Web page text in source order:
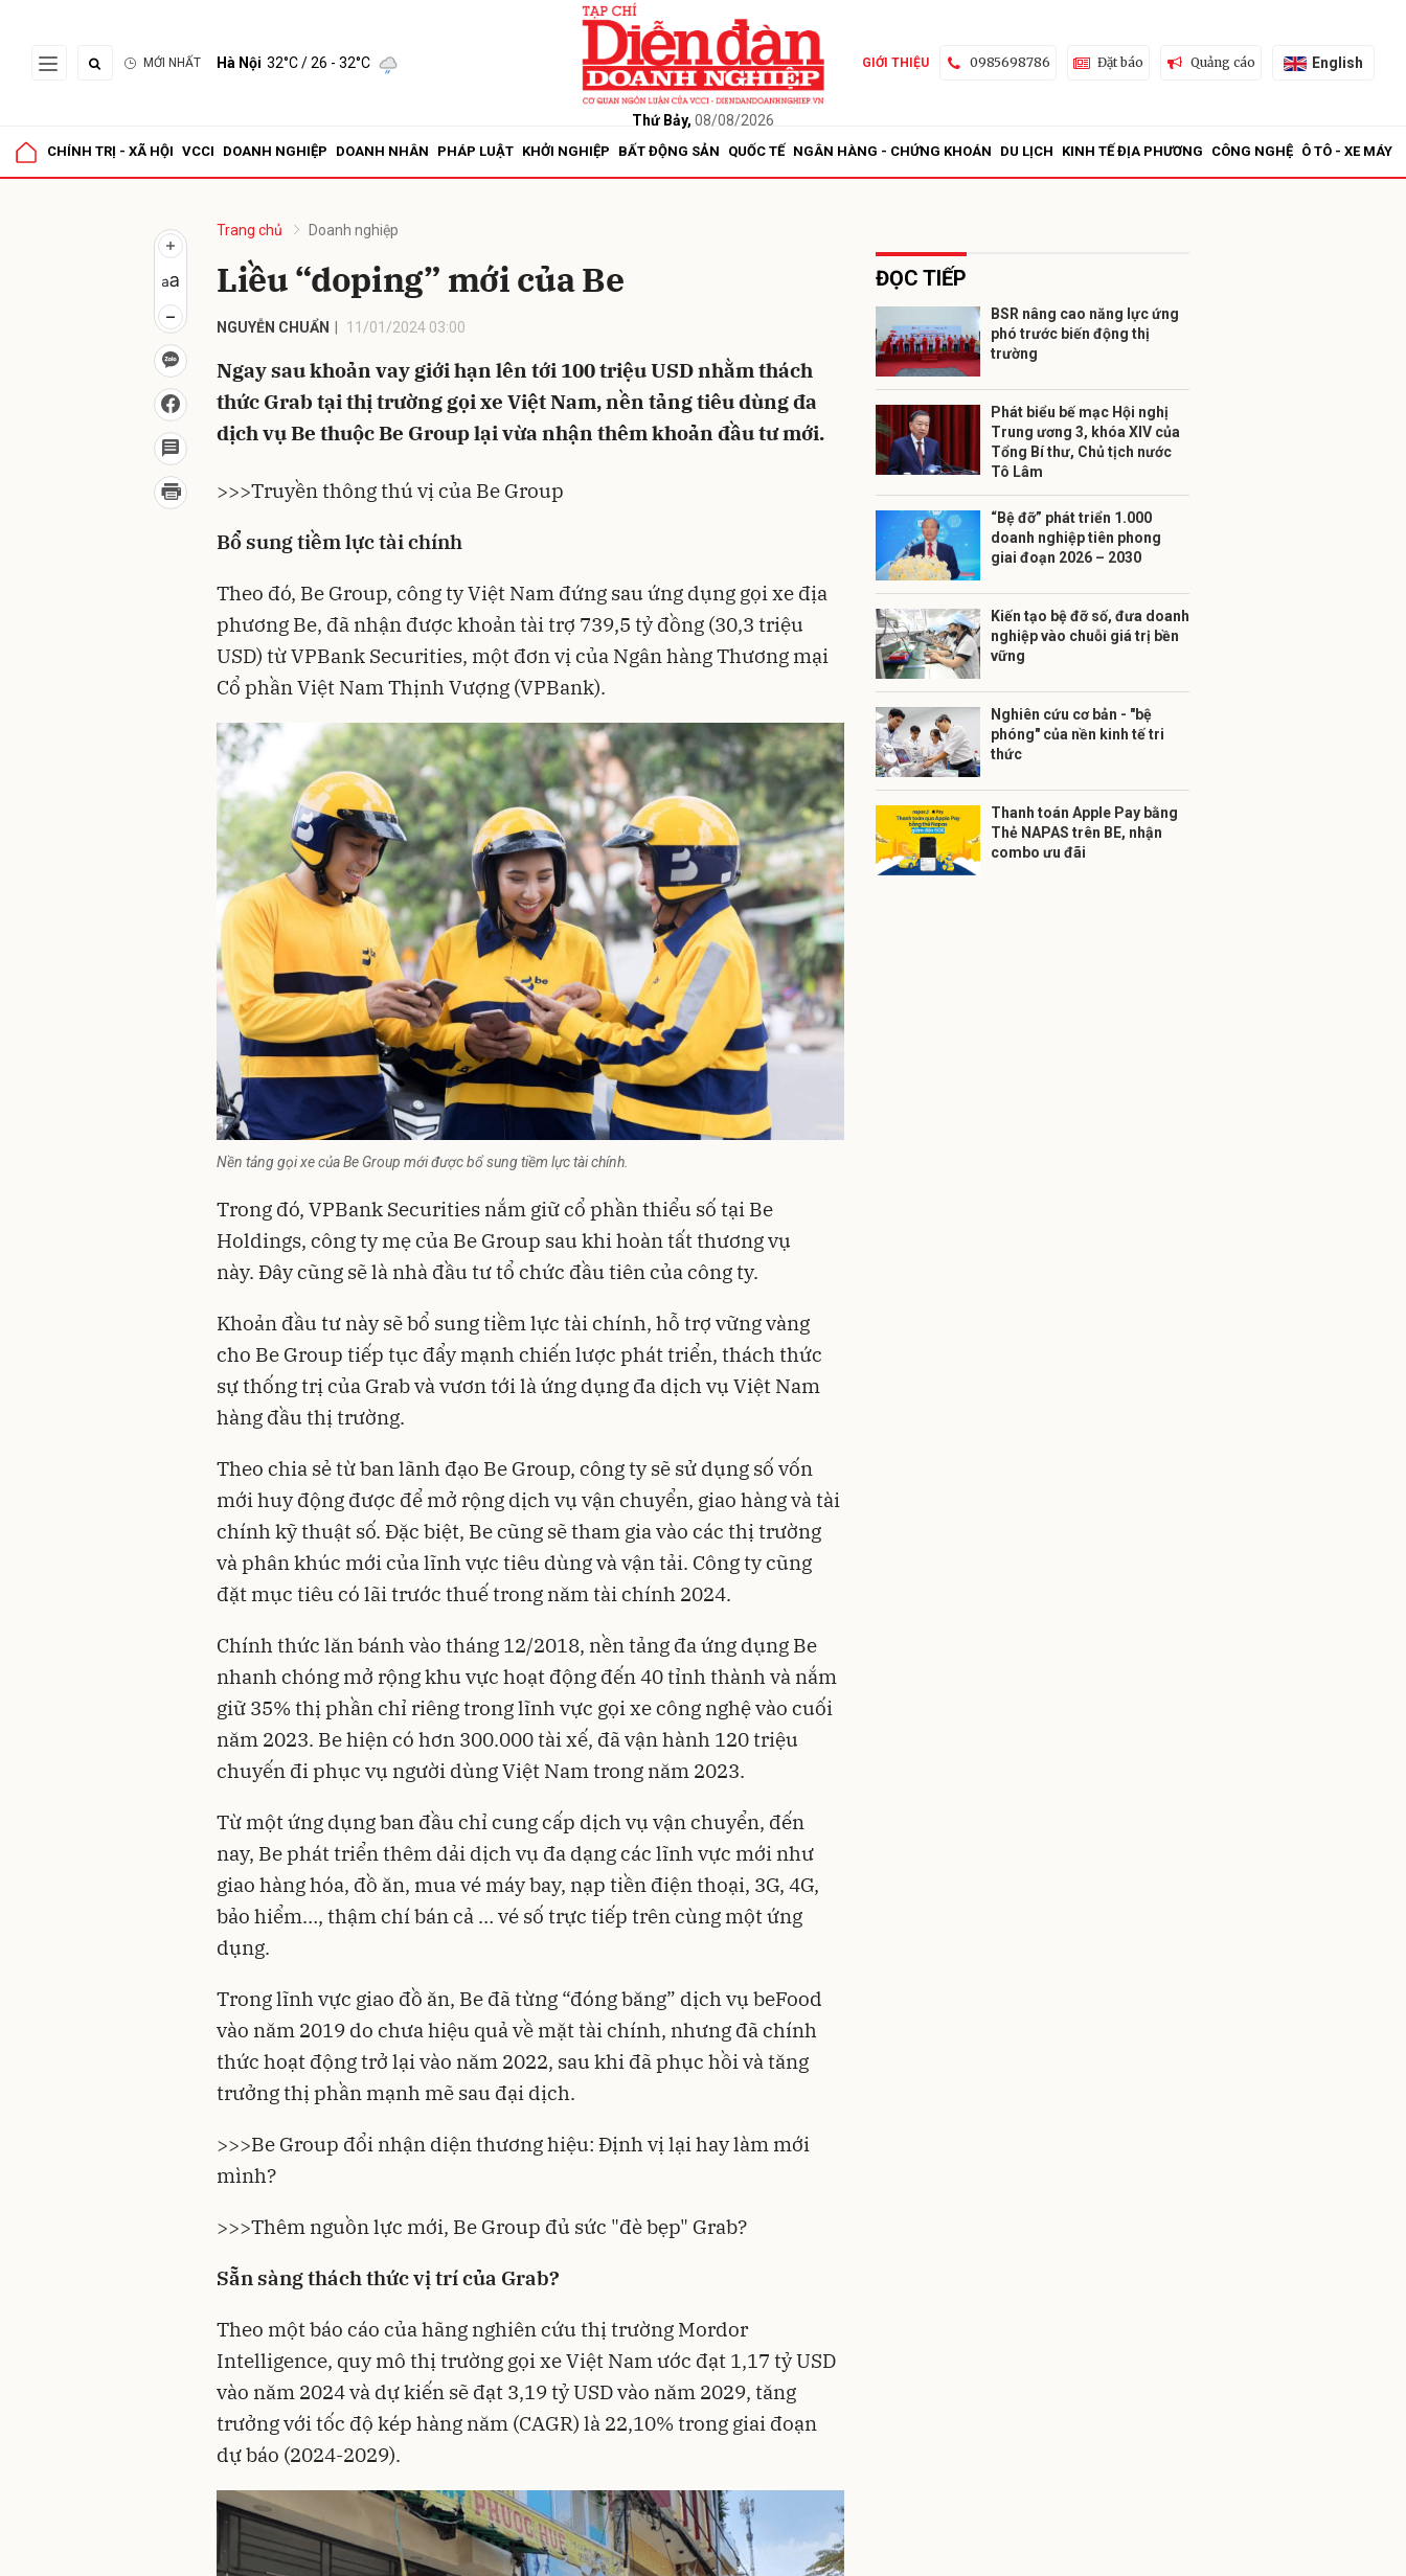
MỚI NHẤT Hà Nội 32°C/ 26 - 32°C
Thứ Bảy, 08/08/2026
GIỚI THIỆU 0985698786 Đặt báo Quảng cáo English
CHÍNH TRỊ - XÃ HỘI VCCI DOANH NGHIỆP DOANH NHÂN PHÁP LUẬT KHỞI NGHIỆP BẤT ĐỘNG SẢN QUỐC TẾ NGÂN HÀNG - CHỨNG KHOÁN DU LỊCH KINH TẾ ĐỊA PHƯƠNG CÔNG NGHỆ Ô TÔ - XE MÁY
Trang chủ Doanh nghiệp
Liều “doping” mới của Be
NGUYỄN CHUẨN 11/01/2024 03:00
Ngay sau khoản vay giới hạn lên tới 100 triệu USD nhằm thách
thức Grab tại thị trường gọi xe Việt Nam, nền tảng tiêu dùng đa
dịch vụ Be thuộc Be Group lại vừa nhận thêm khoản đầu tư mới.
>>>Truyền thông thú vị của Be Group
Bổ sung tiềm lực tài chính
Theo đó, Be Group, công ty Việt Nam đứng sau ứng dụng gọi xe địa
phương Be, đã nhận được khoản tài trợ 739,5 tỷ đồng (30,3 triệu
USD) từ VPBank Securities, một đơn vị của Ngân hàng Thương mại
Cổ phần Việt Nam Thịnh Vượng (VPBank).
Nền tảng gọi xe của Be Group mới được bổ sung tiềm lực tài chính.
Trong đó, VPBank Securities nắm giữ cổ phần thiểu số tại Be
Holdings, công ty mẹ của Be Group sau khi hoàn tất thương vụ
này. Đây cũng sẽ là nhà đầu tư tổ chức đầu tiên của công ty.
Khoản đầu tư này sẽ bổ sung tiềm lực tài chính, hỗ trợ vững vàng
cho Be Group tiếp tục đẩy mạnh chiến lược phát triển, thách thức
sự thống trị của Grab và vươn tới là ứng dụng đa dịch vụ Việt Nam
hàng đầu thị trường.
Theo chia sẻ từ ban lãnh đạo Be Group, công ty sẽ sử dụng số vốn
mới huy động được để mở rộng dịch vụ vận chuyển, giao hàng và tài
chính kỹ thuật số. Đặc biệt, Be cũng sẽ tham gia vào các thị trường
và phân khúc mới của lĩnh vực tiêu dùng và vận tải. Công ty cũng
đặt mục tiêu có lãi trước thuế trong năm tài chính 2024.
Chính thức lăn bánh vào tháng 12/2018, nền tảng đa ứng dụng Be
nhanh chóng mở rộng khu vực hoạt động đến 40 tỉnh thành và nắm
giữ 35% thị phần chỉ riêng trong lĩnh vực gọi xe công nghệ vào cuối
năm 2023. Be hiện có hơn 300.000 tài xế, đã vận hành 120 triệu
chuyến đi phục vụ người dùng Việt Nam trong năm 2023.
Từ một ứng dụng ban đầu chỉ cung cấp dịch vụ vận chuyển, đến
nay, Be phát triển thêm dải dịch vụ đa dạng các lĩnh vực mới như
giao hàng hóa, đồ ăn, mua vé máy bay, nạp tiền điện thoại, 3G, 4G,
bảo hiểm…, thậm chí bán cả … vé số trực tiếp trên cùng một ứng
dụng.
Trong lĩnh vực giao đồ ăn, Be đã từng “đóng băng” dịch vụ beFood
vào năm 2019 do chưa hiệu quả về mặt tài chính, nhưng đã chính
thức hoạt động trở lại vào năm 2022, sau khi đã phục hồi và tăng
trưởng thị phần mạnh mẽ sau đại dịch.
>>>Be Group đổi nhận diện thương hiệu: Định vị lại hay làm mới
mình?
>>>Thêm nguồn lực mới, Be Group đủ sức "đè bẹp" Grab?
Sẵn sàng thách thức vị trí của Grab?
Theo một báo cáo của hãng nghiên cứu thị trường Mordor
Intelligence, quy mô thị trường gọi xe Việt Nam ước đạt 1,17 tỷ USD
vào năm 2024 và dự kiến sẽ đạt 3,19 tỷ USD vào năm 2029, tăng
trưởng với tốc độ kép hàng năm (CAGR) là 22,10% trong giai đoạn
dự báo (2024-2029).
ĐỌC TIẾP
BSR nâng cao năng lực ứng
phó trước biến động thị
trường
Phát biểu bế mạc Hội nghị
Trung ương 3, khóa XIV của
Tổng Bí thư, Chủ tịch nước
Tô Lâm
“Bệ đỡ” phát triển 1.000
doanh nghiệp tiên phong
giai đoạn 2026 – 2030
Kiến tạo bệ đỡ số, đưa doanh
nghiệp vào chuỗi giá trị bền
vững
Nghiên cứu cơ bản - "bệ
phóng" của nền kinh tế tri
thức
Thanh toán Apple Pay bằng
Thẻ NAPAS trên BE, nhận
combo ưu đãi
Gửi